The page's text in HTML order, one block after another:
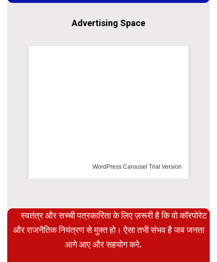
Advertising Space
स्वतंत्र और सच्ची पत्रकारिता के लिए ज़रूरी है कि वो कॉरपोरेट
और राजनैतिक नियंत्रण से मुक्त हो। ऐसा तभी संभव है जब जनता
आगे आए और सहयोग करे.